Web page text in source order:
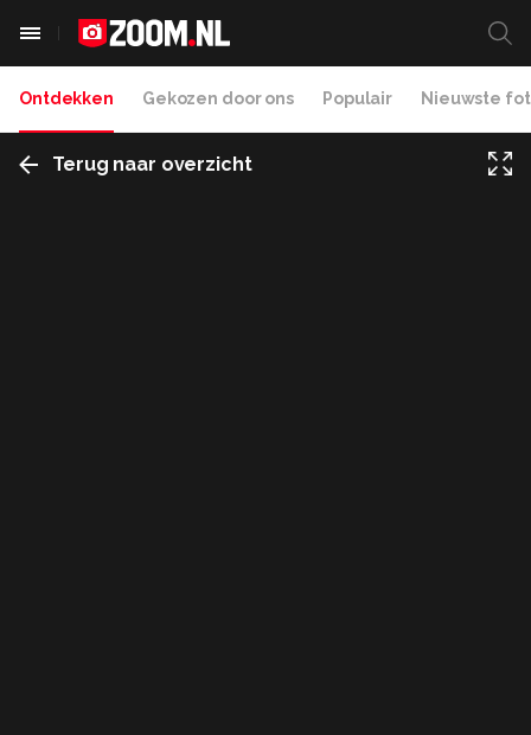
Ontdekken Gekozen door ons Populair Nieuwste
Terug naar overzicht